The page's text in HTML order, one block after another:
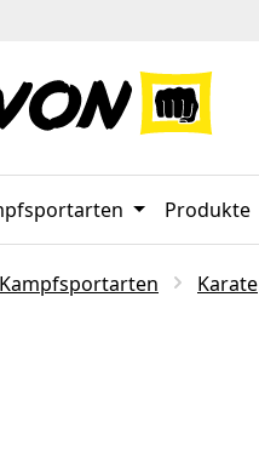
Produkte
Kampfsportarten Karate